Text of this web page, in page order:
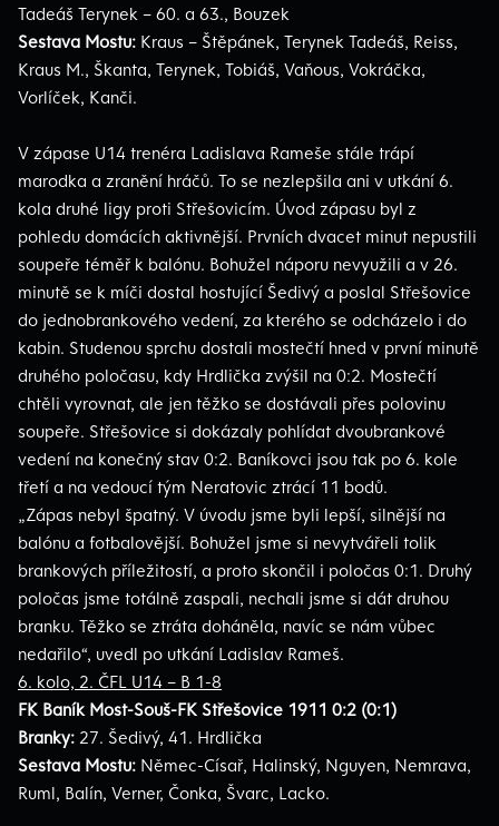
Tadeáš Terynek – 60. a 63., Bouzek
Sestava Mostu: Kraus – Štěpánek, Terynek Tadeáš, Reiss,
Kraus M., Škanta, Terynek, Tobiáš, Vaňous, Vokráčka,
Vorlíček, Kanči.
V zápase U14 trenéra Ladislava Rameše stále trápí
marodka a zranění hráčů. To se nezlepšila ani v utkání 6.
kola druhé ligy proti Střešovicím. Úvod zápasu byl z
pohledu domácích aktivnější. Prvních dvacet minut nepustili
soupeře téměř k balónu. Bohužel náporu nevyužili a v 26.
minutě se k míči dostal hostující Šedivý a poslal Střešovice
do jednobrankového vedení, za kterého se odcházelo i do
kabin. Studenou sprchu dostali mostečtí hned v první minutě
druhého poločasu, kdy Hrdlička zvýšil na 0:2. Mostečtí
chtěli vyrovnat, ale jen těžko se dostávali přes polovinu
soupeře. Střešovice si dokázaly pohlídat dvoubrankové
vedení na konečný stav 0:2. Baníkovci jsou tak po 6. kole
třetí a na vedoucí tým Neratovic ztrácí 11 bodů.
„Zápas nebyl špatný. V úvodu jsme byli lepší, silnější na
balónu a fotbalovější. Bohužel jsme si nevytvářeli tolik
brankových příležitostí, a proto skončil i poločas 0:1. Druhý
poločas jsme totálně zaspali, nechali jsme si dát druhou
branku. Těžko se ztráta doháněla, navíc se nám vůbec
nedařilo“, uvedl po utkání Ladislav Rameš.
6. kolo, 2. ČFL U14 – B 1-8
FK Baník Most-Souš-FK Střešovice 1911 0:2 (0:1)
Branky: 27. Šedivý, 41. Hrdlička
Sestava Mostu: Němec-Císař, Halinský, Nguyen, Nemrava,
Ruml, Balín, Verner, Čonka, Švarc, Lacko.